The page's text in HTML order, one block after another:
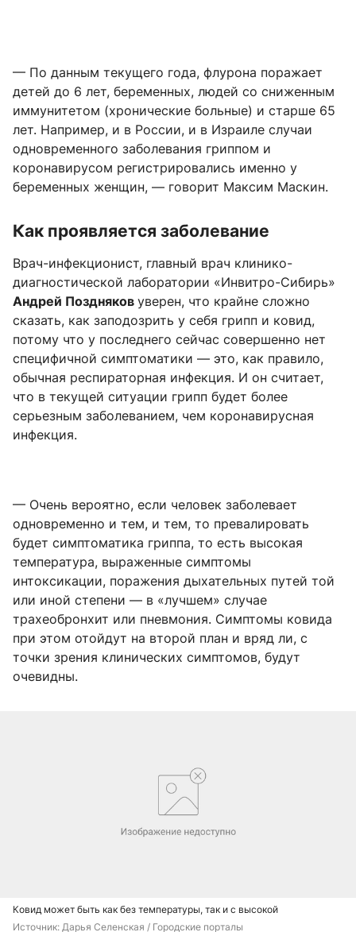
— По данным текущего года, флурона поражает
детей до 6 лет, беременных, людей со сниженным
иммунитетом (хронические больные) и старше 65
лет. Например, и в России, и в Израиле случаи
одновременного заболевания гриппом и
коронавирусом регистрировались именно у
беременных женщин, — говорит Максим Маскин.
Как проявляется заболевание
Врач-инфекционист, главный врач клинико-
диагностической лаборатории «Инвитро-Сибирь»
Андрей Поздняков уверен, что крайне сложно
сказать, как заподозрить у себя грипп и ковид,
потому что у последнего сейчас совершенно нет
специфичной симптоматики — это, как правило,
обычная респираторная инфекция. И он считает,
что в текущей ситуации грипп будет более
серьезным заболеванием, чем коронавирусная
инфекция.
— Очень вероятно, если человек заболевает
одновременно и тем, и тем, то превалировать
будет симптоматика гриппа, то есть высокая
температура, выраженные симптомы
интоксикации, поражения дыхательных путей той
или иной степени — в «лучшем» случае
трахеобронхит или пневмония. Симптомы ковида
при этом отойдут на второй план и вряд ли, с
точки зрения клинических симптомов, будут
очевидны.
Ковид может быть как без температуры, так и с высокой
Источник: Дарья Селенская / Городские порталы